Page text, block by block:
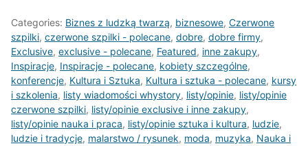
Categories: Biznes z ludzką twarzą, biznesowe, Czerwone
szpilki, czerwone szpilki - polecane, dobre, dobre firmy,
Exclusive, exclusive - polecane, Featured, inne zakupy,
Inspiracje, Inspiracje - polecane, kobiety szczególne,
konferencje, Kultura i Sztuka, Kultura i sztuka - polecane, kursy
i szkolenia, listy wiadomości whystory, listy/opinie, listy/opinie
czerwone szpilki, listy/opinie exclusive i inne zakupy,
listy/opinie nauka i praca, listy/opinie sztuka i kultura, ludzie,
ludzie i tradycje, malarstwo / rysunek, moda, muzyka, Nauka i